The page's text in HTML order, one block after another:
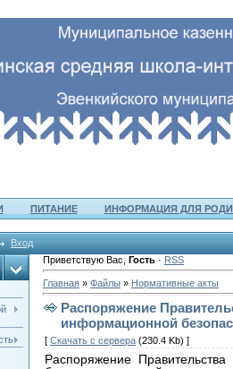
ПИТАНИЕ ИНФОРМАЦИЯ ДЛЯ
Вход
Приветствую Вас Гость · RSS
Главная » Файлы » Нормативные акты
Распоряжение
информационной
[ Скачать с сервера (230.4 Kb) ]
Распоряжение